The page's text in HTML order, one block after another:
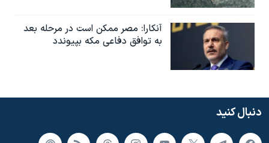
آنکارا: مصر ممکن است در مرحله بعد
به توافق دفاعی مکه بپیوندد
دنبال کنید